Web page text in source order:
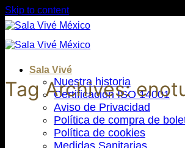
Skip to content
Sala Vivé
Nuestra historia
Certificación ISO 14001
Aviso de Privacidad
Política de compra de
Política de cookies
Medidas Sanitarias
Tag Archives: